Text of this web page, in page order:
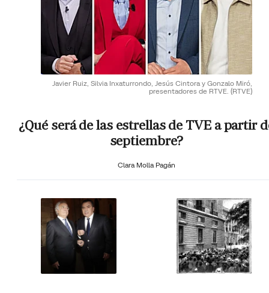
Javier Ruiz, Silvia Inxaturrondo, Jesús Cintora y Gonzalo Miró,
presentadores de RTVE. (RTVE)
¿Qué será de las estrellas de TVE a partir
septiembre?
Clara Molla Pagán